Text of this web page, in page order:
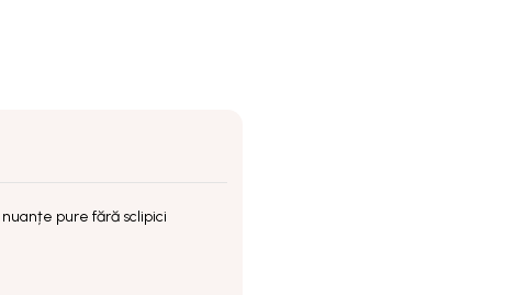
nuanțe pure fără sclipici